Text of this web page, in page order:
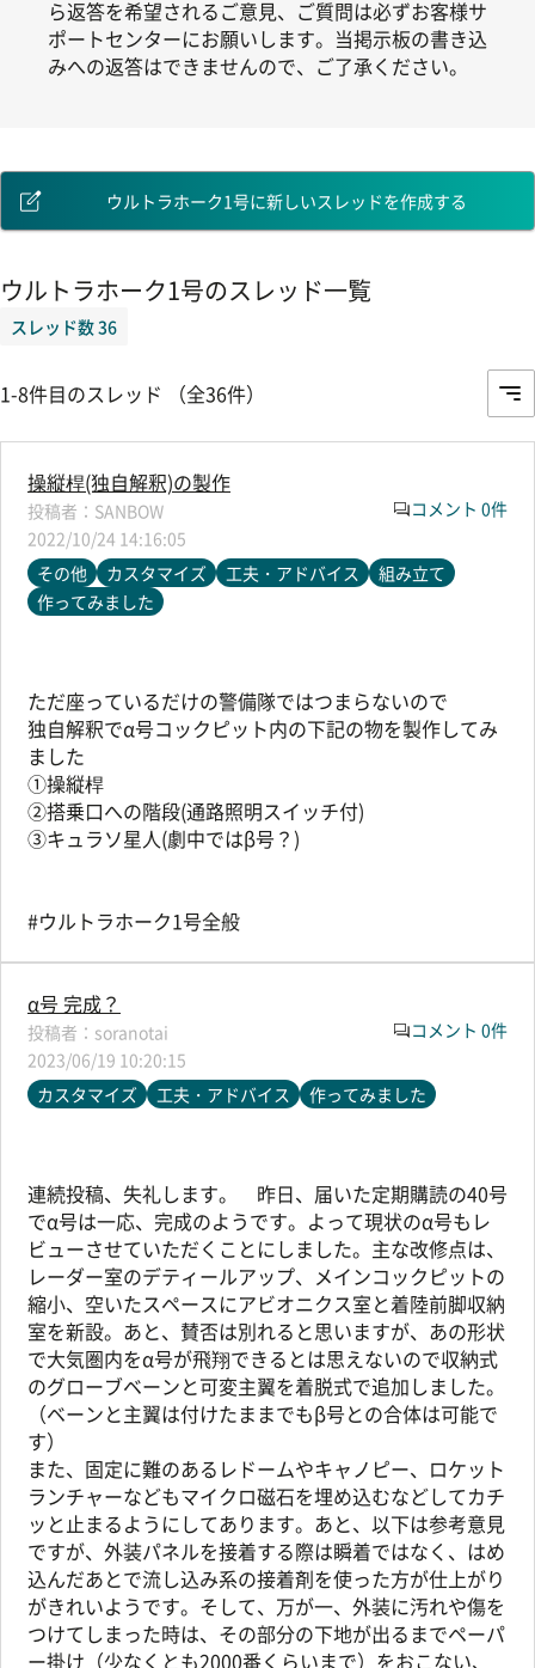
ら返答を希望されるご意見、ご質問は必ずお客様サ
ポートセンターにお願いします。当掲示板の書き込
みへの返答はできませんので、ご了承ください。
ウルトラホーク1号に新しいスレッドを作成する
ウルトラホーク1号のスレッド一覧
スレッド数 36
1-8件目のスレッド （全36件）
操縦桿(独自解釈)の製作
SANBOW
2022/10/24 14:16:05
コメント 0件
その他 カスタマイズ 工夫・アドバイス
組み立て
作ってみました
ただ座っているだけの警備隊ではつまらないので
独自解釈でα号コックピット内の下記の物を製作してみ
ました
①操縦桿
②搭乗口への階段(通路照明スイッチ付)
③キュラソ星人(劇中ではβ号？)
#ウルトラホーク1号全般
α号 完成？
soranotai
2023/06/19 10:20:15
コメント 0件
カスタマイズ 工夫・アドバイス 作ってみました
連続投稿、失礼します。 昨日、届いた定期購読の40号
でα号は一応、完成のようです。よって現状のα号もレ
ビューさせていただくことにしました。主な改修点は、
レーダー室のデティールアップ、メインコックピットの
縮小、空いたスペースにアビオニクス室と着陸前脚収納
室を新設。あと、賛否は別れると思いますが、あの形状
で大気圏内をα号が飛翔できるとは思えないので収納式
のグローブベーンと可変主翼を着脱式で追加しました。
（ベーンと主翼は付けたままでもβ号との合体は可能で
す）
また、固定に難のあるレドームやキャノピー、ロケット
ランチャーなどもマイクロ磁石を埋め込むなどしてカチ
ッと止まるようにしてあります。あと、以下は参考意見
ですが、外装パネルを接着する際は瞬着ではなく、はめ
込んだあとで流し込み系の接着剤を使った方が仕上がり
がきれいようです。そして、万が一、外装に汚れや傷を
つけてしまった時は、その部分の下地が出るまでペーパ
ー掛け（少なくとも2000番くらいまで）をおこない、